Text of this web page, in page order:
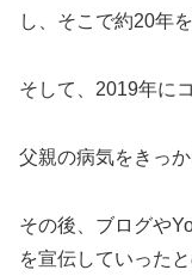
し、そこで約20年
そして、2019年に
父親の病気をきっ
その後、ブログや
を宣伝していったと